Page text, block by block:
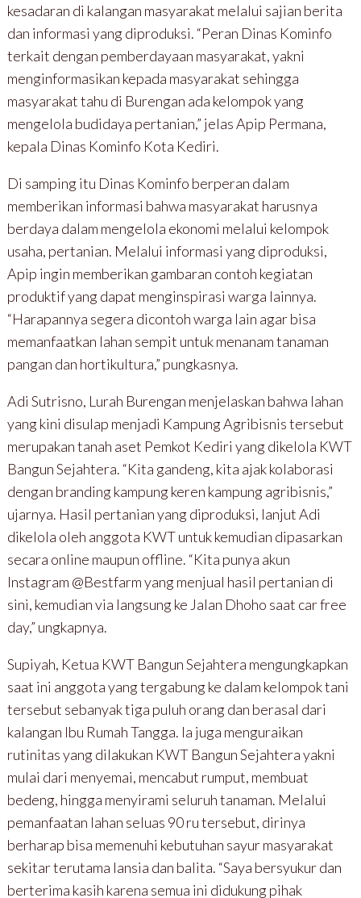
kesadaran di kalangan masyarakat melalui sajian berita
dan informasi yang diproduksi. “Peran Dinas Kominfo
terkait dengan pemberdayaan masyarakat, yakni
menginformasikan kepada masyarakat sehingga
masyarakat tahu di Burengan ada kelompok yang
mengelola budidaya pertanian,” jelas Apip Permana,
kepala Dinas Kominfo Kota Kediri.
Di samping itu Dinas Kominfo berperan dalam
memberikan informasi bahwa masyarakat harusnya
berdaya dalam mengelola ekonomi melalui kelompok
usaha, pertanian. Melalui informasi yang diproduksi,
Apip ingin memberikan gambaran contoh kegiatan
produktif yang dapat menginspirasi warga lainnya.
“Harapannya segera dicontoh warga lain agar bisa
memanfaatkan lahan sempit untuk menanam tanaman
pangan dan hortikultura,” pungkasnya.
Adi Sutrisno, Lurah Burengan menjelaskan bahwa lahan
yang kini disulap menjadi Kampung Agribisnis tersebut
merupakan tanah aset Pemkot Kediri yang dikelola KWT
Bangun Sejahtera. “Kita gandeng, kita ajak kolaborasi
dengan branding kampung keren kampung agribisnis,”
ujarnya. Hasil pertanian yang diproduksi, lanjut Adi
dikelola oleh anggota KWT untuk kemudian dipasarkan
secara online maupun offline. “Kita punya akun
Instagram @Bestfarm yang menjual hasil pertanian di
sini, kemudian via langsung ke Jalan Dhoho saat car free
day,” ungkapnya.
Supiyah, Ketua KWT Bangun Sejahtera mengungkapkan
saat ini anggota yang tergabung ke dalam kelompok tani
tersebut sebanyak tiga puluh orang dan berasal dari
kalangan Ibu Rumah Tangga. Ia juga menguraikan
rutinitas yang dilakukan KWT Bangun Sejahtera yakni
mulai dari menyemai, mencabut rumput, membuat
bedeng, hingga menyirami seluruh tanaman. Melalui
pemanfaatan lahan seluas 90 ru tersebut, dirinya
berharap bisa memenuhi kebutuhan sayur masyarakat
sekitar terutama lansia dan balita. “Saya bersyukur dan
berterima kasih karena semua ini didukung pihak